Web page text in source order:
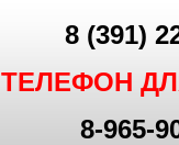
8 (391)
ТЕЛЕФОН
8-965-